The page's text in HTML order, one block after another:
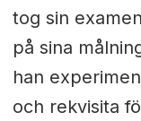
tog sin
på sina
han
och rekvisita